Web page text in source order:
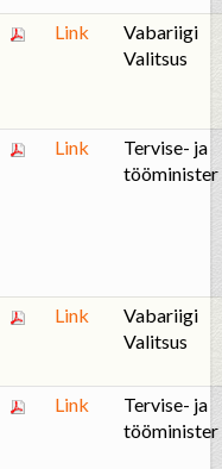
Link
Vabariigi
Valitsus
Link
Tervise- ja
tööminister
Link
Vabariigi
Valitsus
Link
Tervise- ja
tööminister